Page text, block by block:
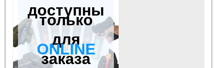
доступны
только
для
ONLINE
заказа